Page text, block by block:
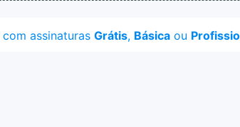
com assinaturas Grátis, Básica ou